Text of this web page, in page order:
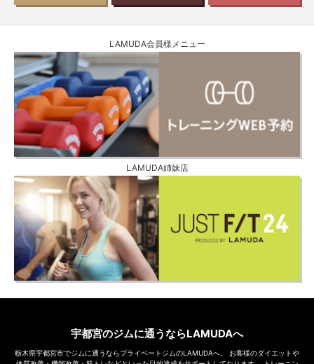
LAMUDA会員様メニュー
LAMUDA姉妹店
宇都宮のジムに通うならLAMUDAへ
栃木県宇都宮市でジムに通うならプライベートジムのLAMUDAへ。
お客様のダイエットや